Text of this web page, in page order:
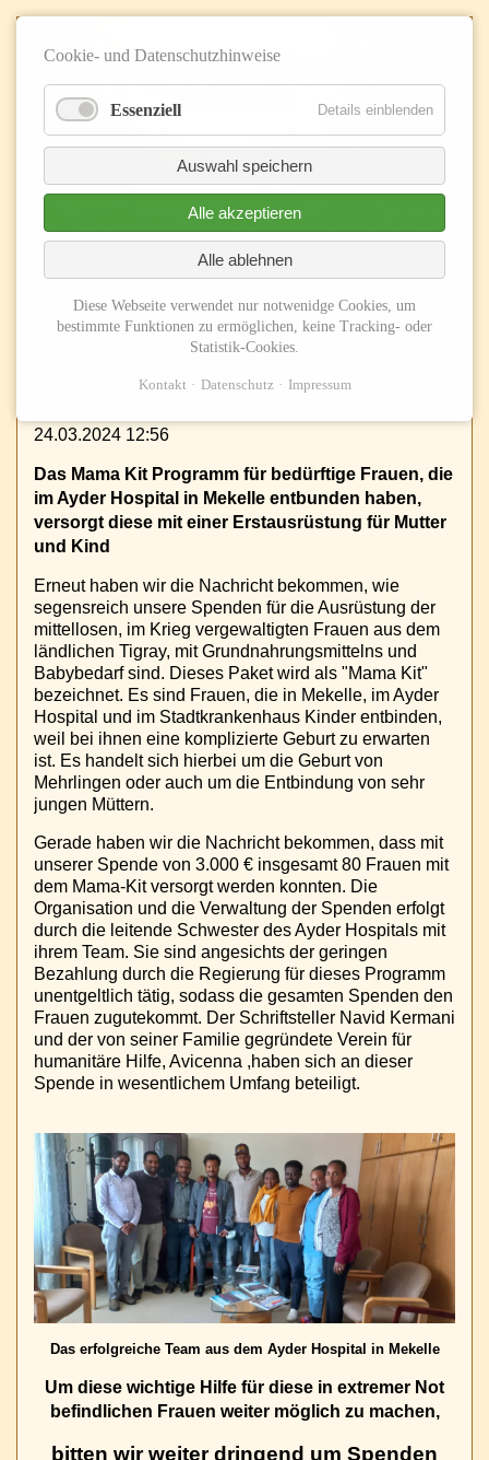
Etiopia-Witten unterstützt Not leidende
"Mama Kit"
24.03.2024 12:56
Das Mama Kit Programm für bedürftige Frauen, die
im Ayder Hospital in Mekelle entbunden haben,
versorgt diese mit einer Erstausrüstung für Mutter
und Kind
Erneut haben wir die Nachricht bekommen, wie
segensreich unsere Spenden für die Ausrüstung der
mittellosen, im Krieg vergewaltigten Frauen aus dem
ländlichen Tigray, mit Grundnahrungsmittelns und
Babybedarf sind. Dieses Paket wird als "Mama Kit"
bezeichnet. Es sind Frauen, die in Mekelle, im Ayder
Hospital und im Stadtkrankenhaus Kinder entbinden,
weil bei ihnen eine komplizierte Geburt zu erwarten
ist. Es handelt sich hierbei um die Geburt von
Mehrlingen oder auch um die Entbindung von sehr
jungen Müttern.
Gerade haben wir die Nachricht bekommen, dass mit
unserer Spende von 3.000 € insgesamt 80 Frauen mit
dem Mama-Kit versorgt werden konnten. Die
Organisation und die Verwaltung der Spenden erfolgt
durch die leitende Schwester des Ayder Hospitals mit
ihrem Team. Sie sind angesichts der geringen
Bezahlung durch die Regierung für dieses Programm
unentgeltlich tätig, sodass die gesamten Spenden den
Frauen zugutekommt. Der Schriftsteller Navid Kermani
und der von seiner Familie gegründete Verein für
humanitäre Hilfe, Avicenna ,haben sich an dieser
Spende in wesentlichem Umfang beteiligt.
Das erfolgreiche Team aus dem Ayder Hospital in Mekelle
Um diese wichtige Hilfe für diese in extremer Not
befindlichen Frauen weiter möglich zu machen,
bitten wir weiter dringend um Spenden
Cookie- und Datenschutzhinweise
Essenziell Details einblenden
Auswahl speichern
Alle akzeptieren
Alle ablehnen
Diese Webseite verwendet nur notwenidge Cookies, um
bestimmte Funktionen zu ermöglichen, keine Tracking- oder
Statistik-Cookies.
Kontakt Datenschutz Impressum